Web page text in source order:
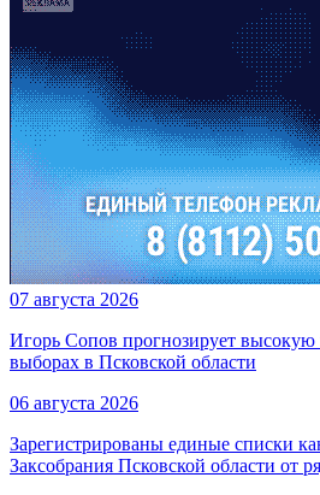
07 августа 2026
Игорь Сопов прогнозирует
выборах в Псковской области
06 августа 2026
Зарегистрированы единые списки
Заксобрания Псковской области от